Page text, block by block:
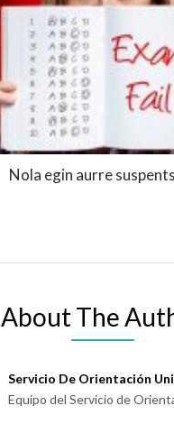
Nola egin aurre
About The
Servicio De Orientación
Equipo del Servicio de